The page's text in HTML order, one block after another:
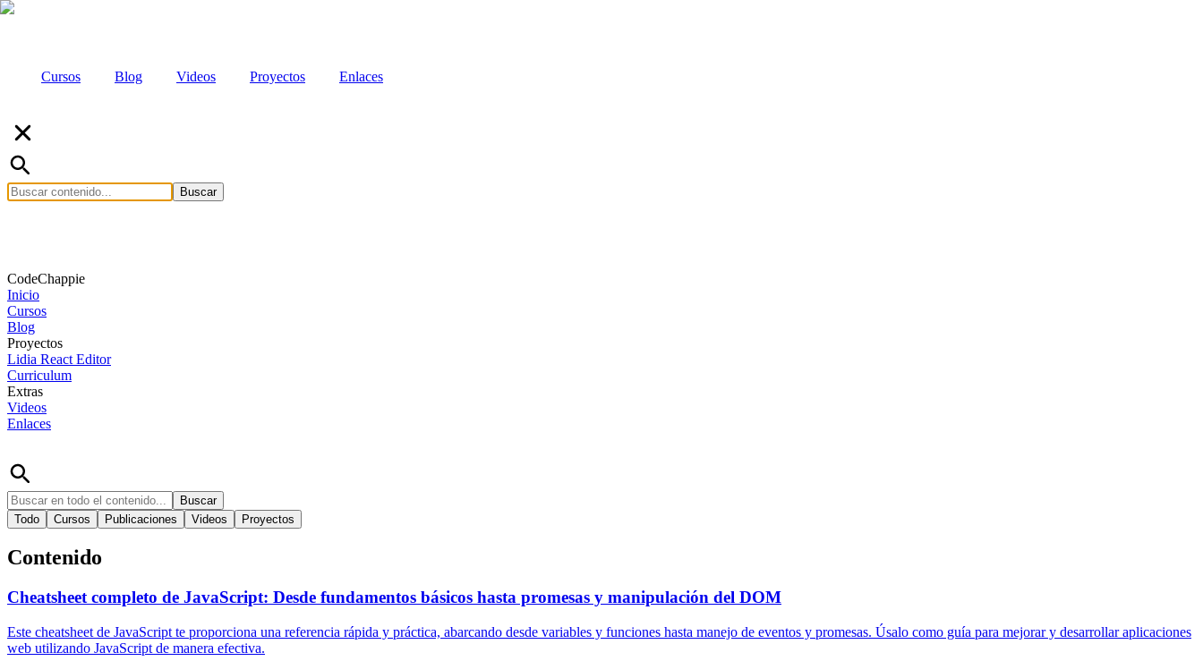
Cursos Blog Videos Proyectos Enlaces
Buscar
CodeChappie
Inicio
Cursos
Blog
Proyectos
Lidia React Editor
Curriculum
Extras
Videos
Enlaces
Buscar
Todo
Cursos Publicaciones Videos Proyectos
Contenido
Cheatsheet completo de JavaScript: Desde fundamentos básicos hasta promesas y manipulación del DOM
Este cheatsheet de JavaScript te proporciona una referencia rápida y práctica, abarcando desde variables y funciones hasta manejo de eventos y promesas. Úsalo como guía para mejorar y desarrollar aplicaciones
web utilizando JavaScript de manera efectiva.